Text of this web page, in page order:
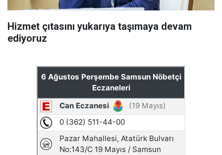
Hizmet çıtasını yukarıya taşımaya devam
ediyoruz